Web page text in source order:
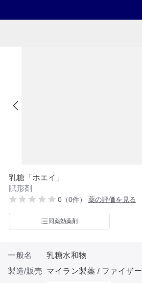
乳糖「ホエイ」
賦形剤
0（0件） 薬の評価を見る
同薬効薬剤
一般名
乳糖水和物
製造/販売
マイラン製薬 / ファイザー